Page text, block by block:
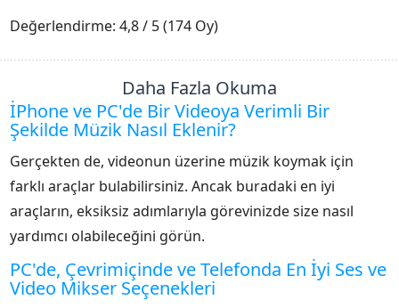
1 2 4
Değerlendirme: 4,8 / 5 (174 Oy)
Daha Fazla Okuma
İPhone ve PC'de Bir Videoya Verimli Bir
Şekilde Müzik Nasıl Eklenir?
Gerçekten de, videonun üzerine müzik koymak için
farklı araçlar bulabilirsiniz. Ancak buradaki en iyi
araçların, eksiksiz adımlarıyla görevinizde size nasıl
yardımcı olabileceğini görün.
PC'de, Çevrimiçinde ve Telefonda En İyi Ses ve
Video Mikser Seçenekleri